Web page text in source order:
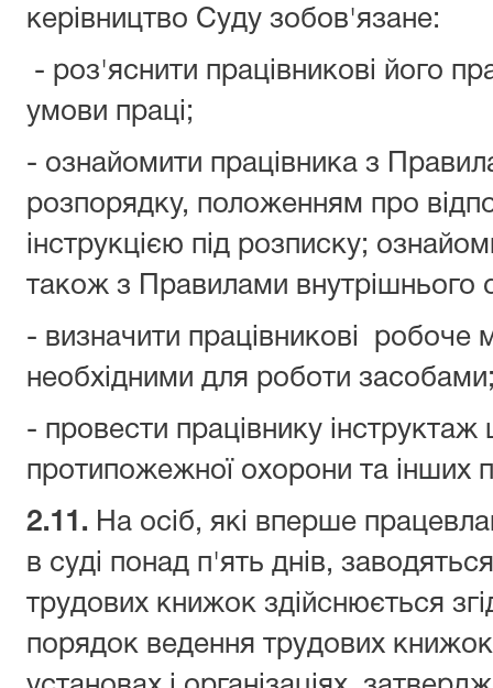
керівництво Суду зобов'язане:
- роз'яснити працівникові його
умови праці;
- ознайомити працівника з
розпорядку, положенням про
інструкцією під розписку;
також з Правилами внутрішнього
- визначити працівникові робоче
необхідними для роботи
- провести працівнику
протипожежної охорони та інших
2.11. На осіб, які вперше
в суді понад п'ять днів,
трудових книжок здійснюється
порядок ведення трудових